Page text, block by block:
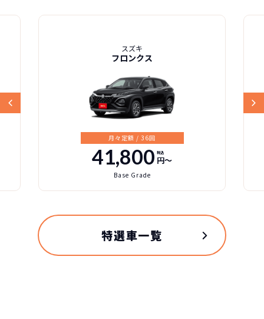
スズキ
フロンクス
月々定額 / 36回
41,800 税込
円〜
Base Grade
特選車一覧